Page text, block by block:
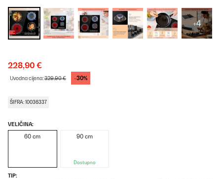
+4
228,90 €
Uvodna cijena:329,90 € -30%
ŠIFRA: 10036337
VELIČINA:
60 cm 90 cm
Dostupno
TIP: